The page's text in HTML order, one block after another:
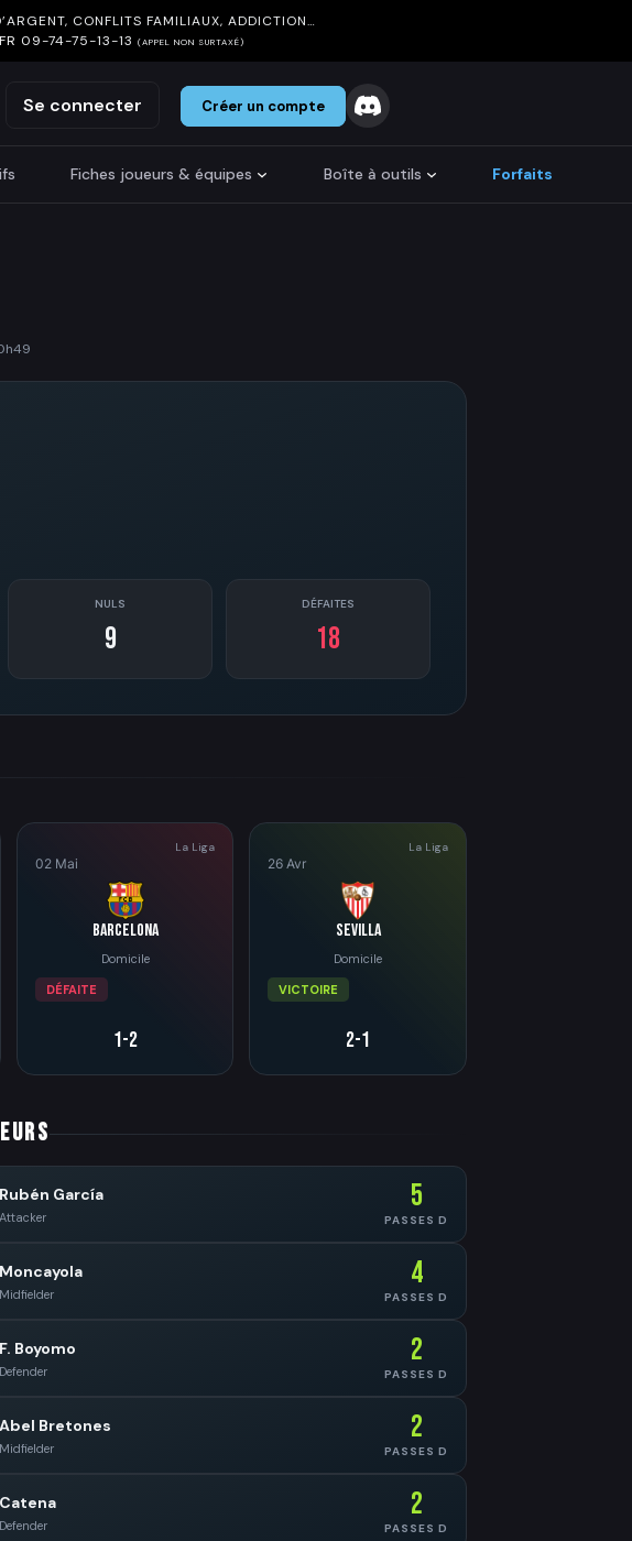
CONFLITS FAMILIAUX, ADDICTION…
09-74-75-13-13 (APPEL NON SURTAXÉ)
Se connecter Créer un compte
Fiches joueurs & équipes Boîte à outils Forfaits
NULS
9
DÉFAITES
18
02 Mai
La Liga
Barcelona
Domicile
DÉFAITE
1-2
26 Avr
La Liga
Sevilla
Domicile
VICTOIRE
2-1
Rubén García
Attacker
5
PASSES D
Moncayola
Midfielder
4
PASSES D
F. Boyomo
Defender
2
PASSES D
Abel Bretones
Midfielder
2
PASSES D
Catena
Defender
2
PASSES D